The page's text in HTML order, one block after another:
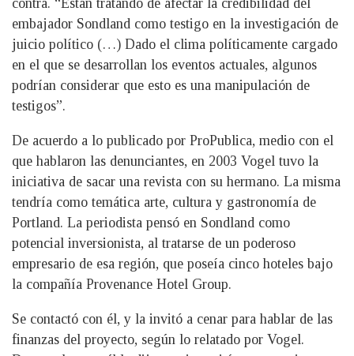
contra. “Están tratando de afectar la credibilidad del
embajador Sondland como testigo en la investigación de
juicio político (…) Dado el clima políticamente cargado
en el que se desarrollan los eventos actuales, algunos
podrían considerar que esto es una manipulación de
testigos”.
De acuerdo a lo publicado por ProPublica, medio con el
que hablaron las denunciantes, en 2003 Vogel tuvo la
iniciativa de sacar una revista con su hermano. La misma
tendría como temática arte, cultura y gastronomía de
Portland. La periodista pensó en Sondland como
potencial inversionista, al tratarse de un poderoso
empresario de esa región, que poseía cinco hoteles bajo
la compañía Provenance Hotel Group.
Se contactó con él, y la invitó a cenar para hablar de las
finanzas del proyecto, según lo relatado por Vogel.